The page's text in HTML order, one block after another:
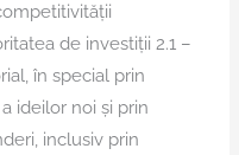
de investiții 2.1 –
în special prin
ideilor noi și prin
inclusiv prin